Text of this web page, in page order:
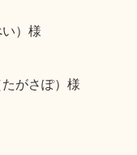
）様
がさぽ）様